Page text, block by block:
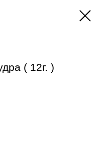
( 12г. )